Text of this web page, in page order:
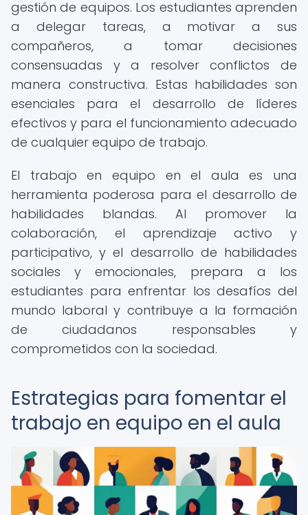
gestión de equipos. Los estudiantes aprenden
a delegar tareas, a motivar a sus
compañeros, a tomar decisiones
consensuadas y a resolver conflictos de
manera constructiva. Estas habilidades son
esenciales para el desarrollo de líderes
efectivos y para el funcionamiento adecuado
de cualquier equipo de trabajo.
El trabajo en equipo en el aula es una
herramienta poderosa para el desarrollo de
habilidades blandas. Al promover la
colaboración, el aprendizaje activo y
participativo, y el desarrollo de habilidades
sociales y emocionales, prepara a los
estudiantes para enfrentar los desafíos del
mundo laboral y contribuye a la formación
de ciudadanos responsables y
comprometidos con la sociedad.
Estrategias para fomentar el
trabajo en equipo en el aula